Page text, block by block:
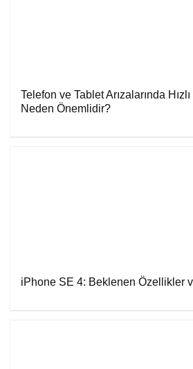
Telefon ve Tablet Arızalarında
Neden Önemlidir?
iPhone SE 4: Beklenen Özellikler